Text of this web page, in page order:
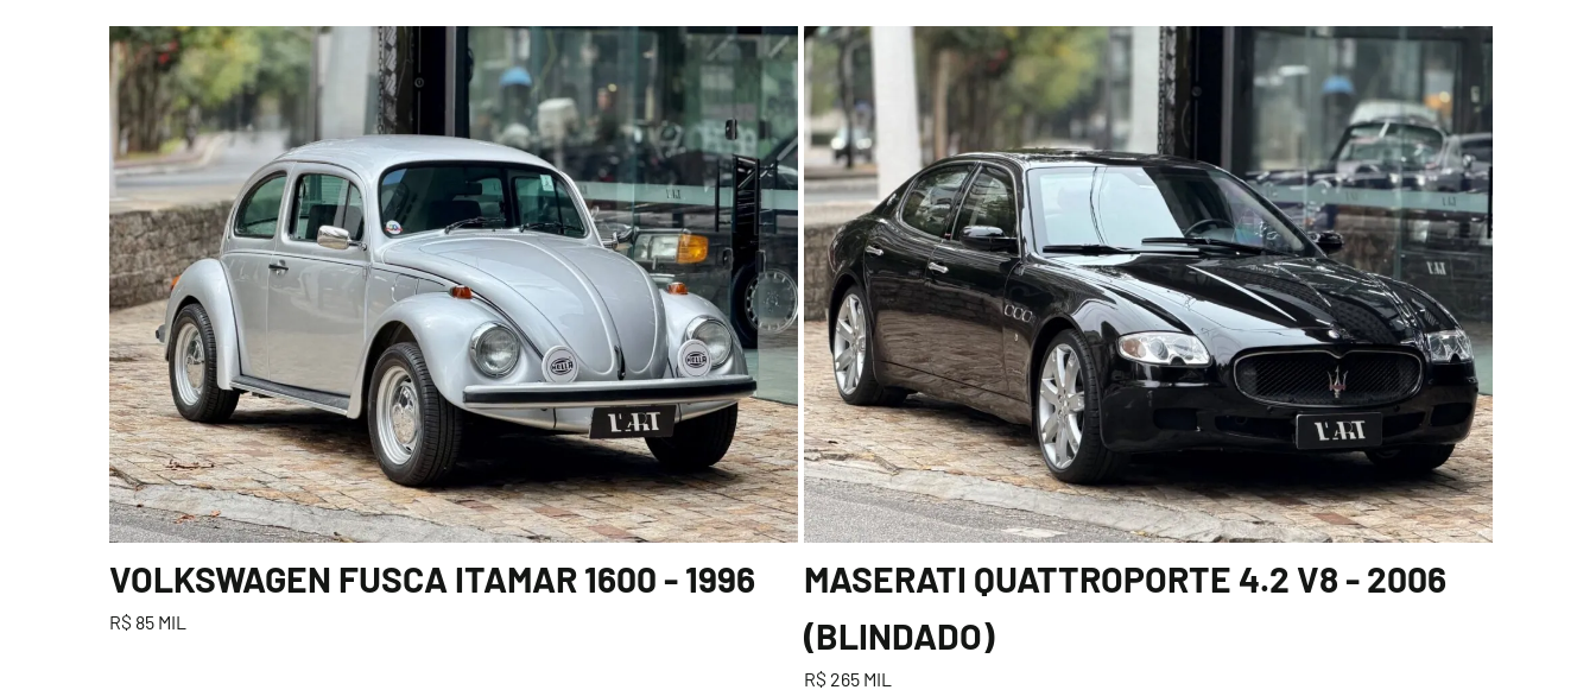
VOLKSWAGEN FUSCA ITAMAR 1600 - 1996
R$ 85 MIL
MASERATI QUATTROPORTE 4.2 V8 - 2006
(BLINDADO)
R$ 265 MIL